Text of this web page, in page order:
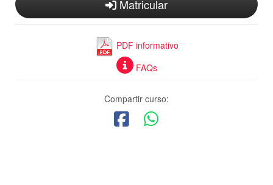
Matricular
PDF informativo
FAQs
Compartir curso: